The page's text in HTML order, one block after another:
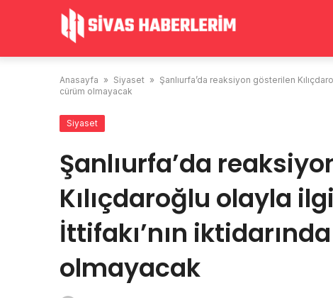
Anasayfa » Siyaset » Şanlıurfa’da reaksiyon gösterilen
cürüm olmayacak
Siyaset
Şanlıurfa’da
Kılıçdaroğlu olayla
İttifakı’nın
olmayacak